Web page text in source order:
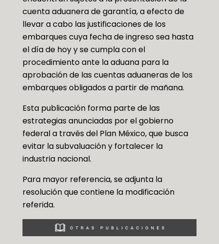
cuenta aduanera de garantía, a efecto de
llevar a cabo las justificaciones de los
embarques cuya fecha de ingreso sea hasta
el día de hoy y se cumpla con el
procedimiento ante la aduana para la
aprobación de las cuentas aduaneras de los
embarques obligados a partir de mañana.
Esta publicación forma parte de las
estrategias anunciadas por el gobierno
federal a través del Plan México, que busca
evitar la subvaluación y fortalecer la
industria nacional.
Para mayor referencia, se adjunta la
resolución que contiene la modificación
referida.